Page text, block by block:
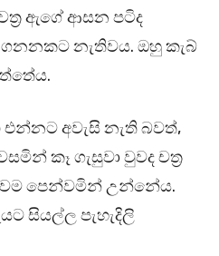
ඇගේ ආසන පටිද
නැතිවය. ඔහු කැබ්
එන්නට අවැසි නැති බවත්,
කෑ ගැසුවා වුවද චත්‍ර
පෙන්වමින් උන්නේය.
සියල්ල පැහැදිලි